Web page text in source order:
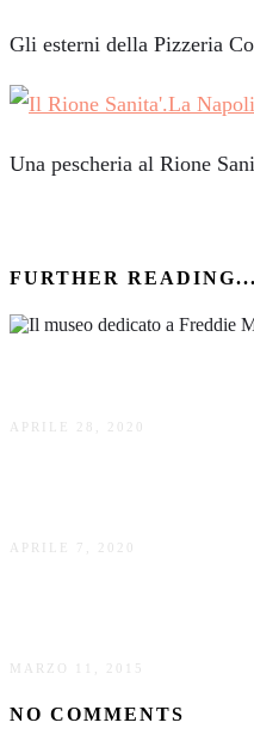
Gli esterni della Pizzeria
Una pescheria al Rione
FURTHER READING...
APRILE 28, 2020
APRILE 7, 2020
MARZO 11, 2015
NO COMMENTS